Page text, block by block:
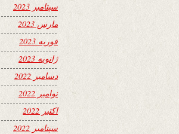
سپتامبر 2023
مارس 2023
فوریه 2023
ژانویه 2023
دسامبر 2022
نوامبر 2022
اکتبر 2022
سپتامبر 2022